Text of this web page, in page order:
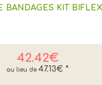
BANDAGES KIT
42.42€
47.13€ *